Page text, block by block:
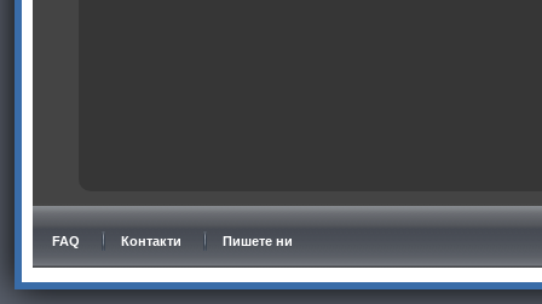
FAQ Контакти Пишете ни